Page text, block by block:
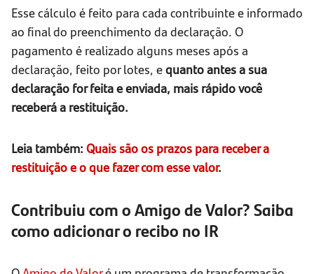
Esse cálculo é feito para cada contribuinte e informado
ao final do preenchimento da declaração. O
pagamento é realizado alguns meses após a
declaração, feito por lotes, equanto antes a sua
declaração for feita e enviada, mais rápido você
receberá a restituição.
Leia também: Quais são os prazos para receber a
restituição e o que fazer com esse valor.
Contribuiu com o Amigo de Valor? Saiba
como adicionar o recibo no IR